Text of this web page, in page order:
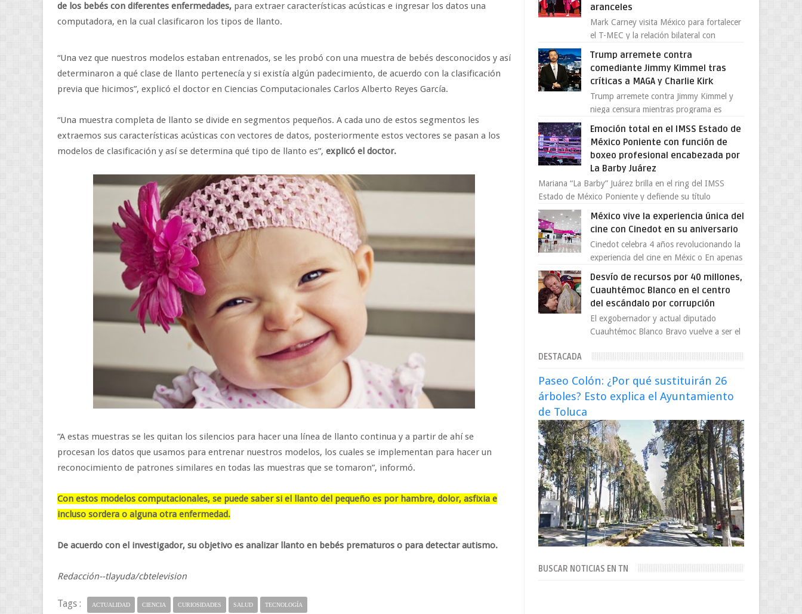
de los bebés con diferentes enfermedades, para extraer características acústicas e ingresar los datos una
computadora, en la cual clasificaron los tipos de llanto.
“Una vez que nuestros modelos estaban entrenados, se les probó con una muestra de bebés desconocidos y así
determinaron a qué clase de llanto pertenecía y si existía algún padecimiento, de acuerdo con la clasificación
previa que hicimos”, explicó el doctor en Ciencias Computacionales Carlos Alberto Reyes García.
“Una muestra completa de llanto se divide en segmentos pequeños. A cada uno de estos segmentos les
extraemos sus características acústicas con vectores de datos, posteriormente estos vectores se pasan a los
modelos de clasificación y así se determina qué tipo de llanto es”, explicó el doctor.
“A estas muestras se les quitan los silencios para hacer una línea de llanto continua y a partir de ahí se
procesan los datos que usamos para entrenar nuestros modelos, los cuales se implementan para hacer un
reconocimiento de patrones similares en todas las muestras que se tomaron”, informó.
Con estos modelos computacionales, se puede saber si el llanto del pequeño es por hambre, dolor, asfixia e
incluso sordera o alguna otra enfermedad.
De acuerdo con el investigador, su objetivo es analizar llanto en bebés prematuros o para detectar autismo.
Redacción--tlayuda/cbtelevision
Tags : ACTUALIDAD CIENCIA CURIOSIDADES SALUD TECNOLOGÍA
aranceles
Mark Carney visita México para fortalecer
el T-MEC y la relación bilateral con
provocada por la ofen...
Trump arremete contra
comediante Jimmy Kimmel tras
críticas a MAGA y Charlie Kirk
Trump arremete contra Jimmy Kimmel y
niega censura mientras programa es
Emoción total en el IMSS Estado de
México Poniente con función de
boxeo profesional encabezada por
La Barby Juárez
Mariana “La Barby” Juárez brilla en el ring del IMSS
Estado de México Poniente y defiende su título
Supergallo La Unidad Deportiva Cuauhtémo...
México vive la experiencia única del
cine con Cinedot en su aniversario
Cinedot celebra 4 años revolucionando la
experiencia del cine en Méxic o En apenas
cuatro años, Cinedot ha demostrado que
Desvío de recursos por 40 millones,
Cuauhtémoc Blanco en el centro
del escándalo por corrupción
El exgobernador y actual diputado
Cuauhtémoc Blanco Bravo vuelve a ser el
enfrentando señalamientos por...
DESTACADA
Paseo Colón: ¿Por qué sustituirán 26
árboles? Esto explica el Ayuntamiento
de Toluca
BUSCAR NOTICIAS EN TN